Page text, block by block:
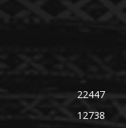
22447
12738